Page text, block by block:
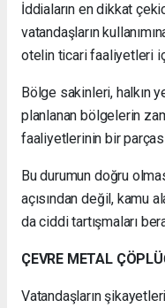
İddiaların en dikkat
vatandaşların
otelin ticari faaliyetleri
Bölge sakinleri, halkın
planlanan bölgelerin
faaliyetlerinin bir
Bu durumun doğru
açısından değil, kamu
da ciddi tartışmaları
ÇEVRE METAL
Vatandaşların